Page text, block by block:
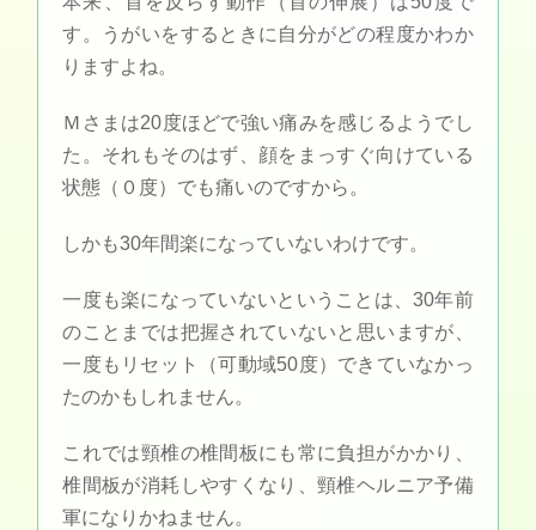
す。うがいをするときに自分がどの程度かわか
りますよね。
Ｍさまは20度ほどで強い痛みを感じるようでし
た。それもそのはず、顔をまっすぐ向けている
状態（０度）でも痛いのですから。
しかも30年間楽になっていないわけです。
一度も楽になっていないということは、30年前
のことまでは把握されていないと思いますが、
一度もリセット（可動域50度）できていなかっ
たのかもしれません。
これでは頸椎の椎間板にも常に負担がかかり、
椎間板が消耗しやすくなり、頸椎ヘルニア予備
軍になりかねません。